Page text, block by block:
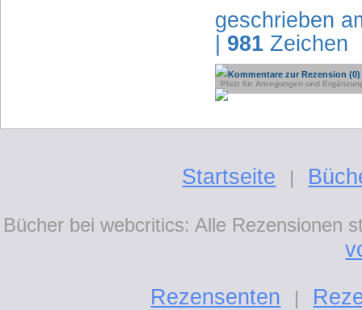
geschrieben
981 Zeichen
Kommentare zur Rezension (0)
Platz für Anregungen und
Startseite |
Bücher bei webcritics: Alle Rezensionen
Rezensenten
|